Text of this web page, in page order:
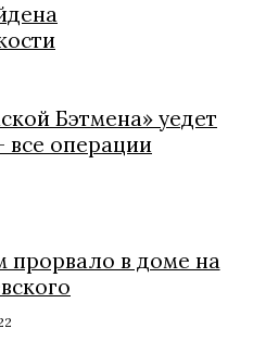
Бэтмена» уедет
все операции
прорвало в доме на